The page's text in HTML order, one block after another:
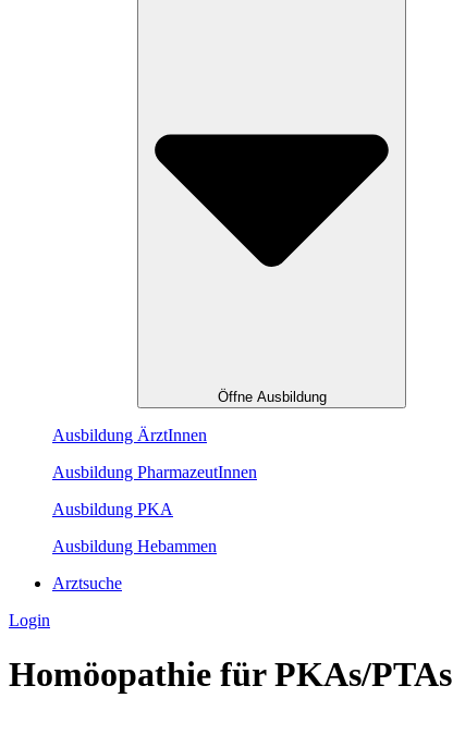
Öffne Ausbildung
Ausbildung ÄrztInnen
Ausbildung PharmazeutInnen
Ausbildung PKA
Ausbildung Hebammen
Arztsuche
Login
Homöopathie für PKAs/PTAs